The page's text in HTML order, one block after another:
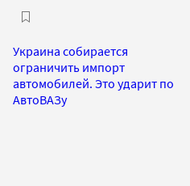
Украина собирается
ограничить импорт
автомобилей. Это ударит по
АвтоВАЗу